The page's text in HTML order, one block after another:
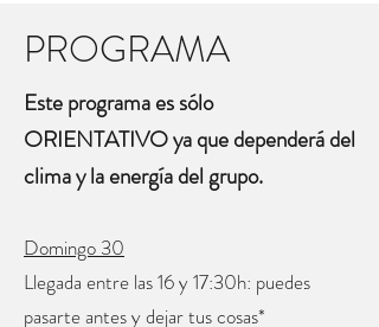
PROGRAMA
Este programa es sólo
ORIENTATIVO ya que dependerá del
clima y la energía del grupo.
Domingo 30
Llegada entre las 16 y 17:30h: puedes
pasarte antes y dejar tus cosas*